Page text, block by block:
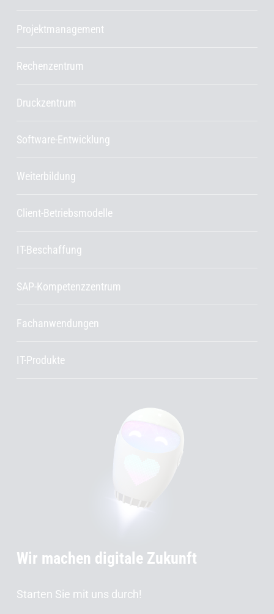
Projektmanagement
Rechenzentrum
Druckzentrum
Software-Entwicklung
Weiterbildung
Client-Betriebsmodelle
IT-Beschaffung
SAP-Kompetenzzentrum
Fachanwendungen
IT-Produkte
Wir machen digitale Zukunft
Starten Sie mit uns durch!